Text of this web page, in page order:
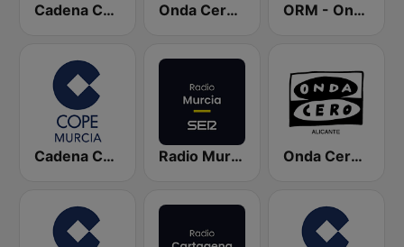
Cadena COPE Cartagena Onda Cero Murcia ORM - Onda Regional de Murcia
Cadena COPE Murcia Radio Murcia SER Onda Cero Alicante